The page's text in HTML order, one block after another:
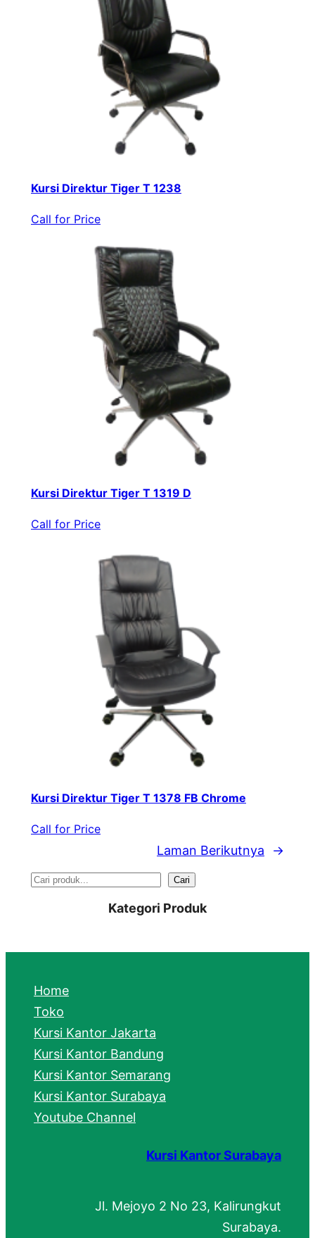
Kursi Direktur Tiger T 1238
Call for Price
Kursi Direktur Tiger T 1319 D
Call for Price
Kursi Direktur Tiger T 1378 FB Chrome
Call for Price
Laman Berikutnya →
S
r
h
Cari
Kategori Produk
Home
Toko
Kursi Kantor Jakarta
Kursi Kantor Bandung
Kursi Kantor Semarang
Kursi Kantor Surabaya
Youtube Channel
Kursi Kantor Surabaya
Jl. Mejoyo 2 No 23, Kalirungkut
Surabaya.